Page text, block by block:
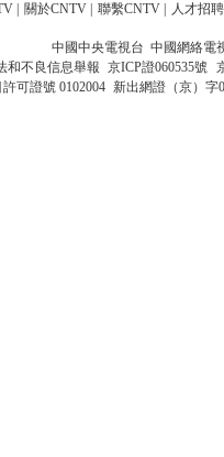
關於CNTV 聯繫CNTV 人才招聘
中國中央電視台 中國網絡電
和不良信息舉報 京ICP證060535號
可證號 0102004 新出網證（京）